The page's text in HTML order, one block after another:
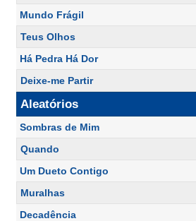
Mundo Frágil
Teus Olhos
Há Pedra Há Dor
Deixe-me Partir
Aleatórios
Sombras de Mim
Quando
Um Dueto Contigo
Muralhas
Decadência